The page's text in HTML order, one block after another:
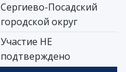
Сергиево-Посадский
городской округ
Участие НЕ
подтверждено